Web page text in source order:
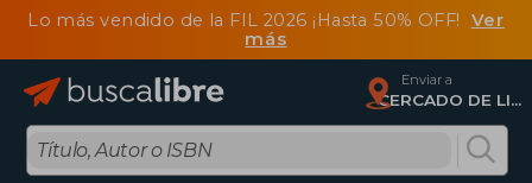
Lo más vendido de la FIL 2026 ¡Hasta 50% OFF! Ver
más
Enviar a
CERCADO DE LIMA, Lima